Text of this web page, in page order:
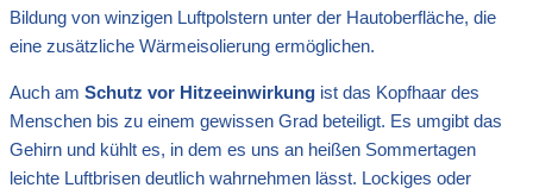
Bildung von winzigen Luftpolstern unter der Hautoberfläche, die
eine zusätzliche Wärmeisolierung ermöglichen.
Auch am Schutz vor Hitzeeinwirkung ist das Kopfhaar des
Menschen bis zu einem gewissen Grad beteiligt. Es umgibt das
Gehirn und kühlt es, in dem es uns an heißen Sommertagen
leichte Luftbrisen deutlich wahrnehmen lässt. Lockiges oder